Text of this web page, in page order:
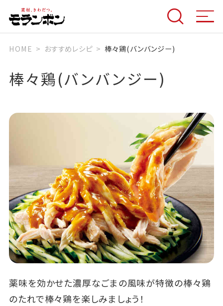
HOME おすすめレシピ 棒々鶏(バンバンジー)
棒々鶏(バンバンジー)
薬味を効かせた濃厚なごまの風味が特徴の棒々鶏
のたれで棒々鶏を楽しみましょう！